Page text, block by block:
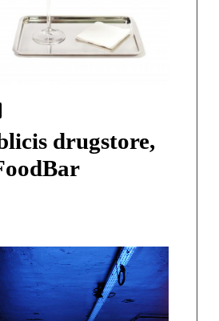
drugstore,